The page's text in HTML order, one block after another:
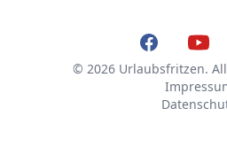
Facebook
© 2026 Urlaubsfritzen.